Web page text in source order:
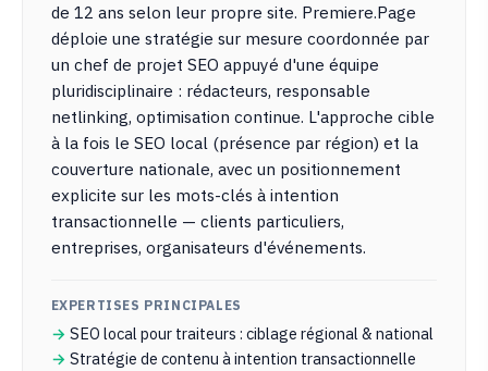
de 12 ans selon leur propre site. Premiere.Page
déploie une stratégie sur mesure coordonnée par
un chef de projet SEO appuyé d'une équipe
pluridisciplinaire : rédacteurs, responsable
netlinking, optimisation continue. L'approche cible
à la fois le SEO local (présence par région) et la
couverture nationale, avec un positionnement
explicite sur les mots-clés à intention
transactionnelle — clients particuliers,
entreprises, organisateurs d'événements.
EXPERTISES PRINCIPALES
SEO local pour traiteurs : ciblage régional & national
Stratégie de contenu à intention transactionnelle